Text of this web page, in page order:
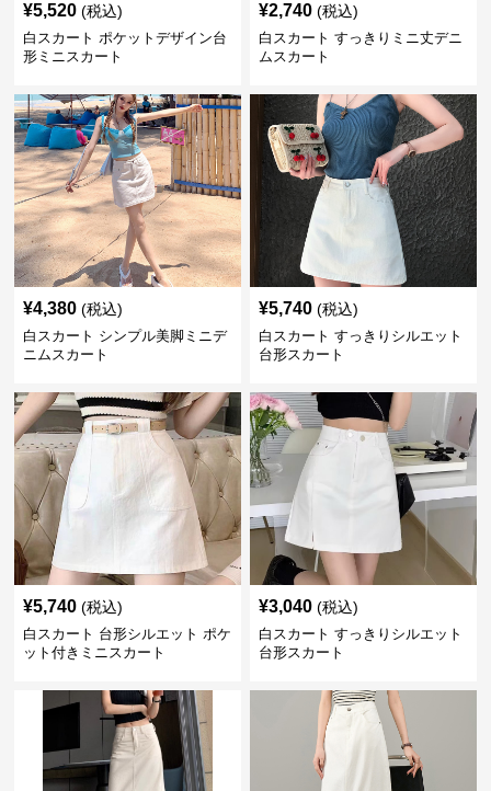
¥5,520 (税込)
白スカート ポケットデザイン台
形ミニスカート
¥2,740 (税込)
白スカート すっきりミニ丈デニ
ムスカート
¥4,380 (税込)
白スカート シンプル美脚ミニデ
ニムスカート
¥5,740 (税込)
白スカート すっきりシルエット
台形スカート
¥5,740 (税込)
白スカート 台形シルエット ポケ
ット付きミニスカート
¥3,040 (税込)
白スカート すっきりシルエット
台形スカート